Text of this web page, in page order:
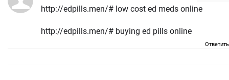
http://edpills.men/# low cost ed meds online
http://edpills.men/# buying ed pills online
Ответить